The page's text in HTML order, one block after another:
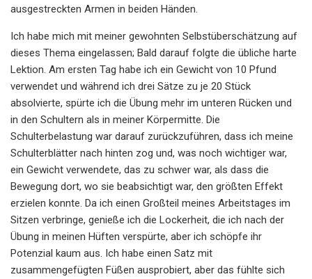
ausgestreckten Armen in beiden Händen.
Ich habe mich mit meiner gewohnten Selbstüberschätzung auf
dieses Thema eingelassen; Bald darauf folgte die übliche harte
Lektion. Am ersten Tag habe ich ein Gewicht von 10 Pfund
verwendet und während ich drei Sätze zu je 20 Stück
absolvierte, spürte ich die Übung mehr im unteren Rücken und
in den Schultern als in meiner Körpermitte. Die
Schulterbelastung war darauf zurückzuführen, dass ich meine
Schulterblätter nach hinten zog und, was noch wichtiger war,
ein Gewicht verwendete, das zu schwer war, als dass die
Bewegung dort, wo sie beabsichtigt war, den größten Effekt
erzielen konnte. Da ich einen Großteil meines Arbeitstages im
Sitzen verbringe, genieße ich die Lockerheit, die ich nach der
Übung in meinen Hüften verspürte, aber ich schöpfe ihr
Potenzial kaum aus. Ich habe einen Satz mit
zusammengefügten Füßen ausprobiert, aber das fühlte sich